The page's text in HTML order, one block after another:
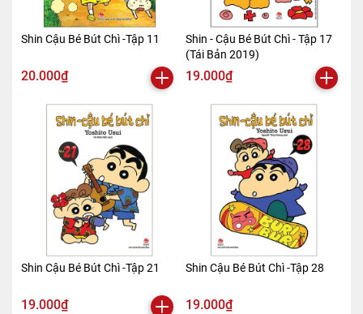
Shin Cậu Bé Bút Chì -Tập 11
20.000₫
Shin - Cậu Bé Bút Chì - Tập 17
(Tái Bản 2019)
19.000₫
Shin Cậu Bé Bút Chì -Tập 21
19.000₫
Shin Cậu Bé Bút Chì -Tập 28
19.000₫